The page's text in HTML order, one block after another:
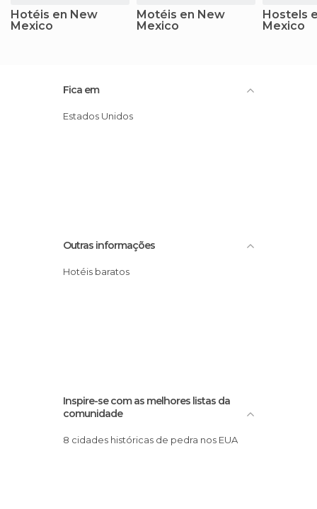
Hotéis en New
Mexico
Motéis en New
Mexico
Hostels
Mexico
Fica em
Estados Unidos
Outras informações
Hotéis baratos
Inspire-se com as melhores listas da
comunidade
8 cidades históricas de pedra nos EUA